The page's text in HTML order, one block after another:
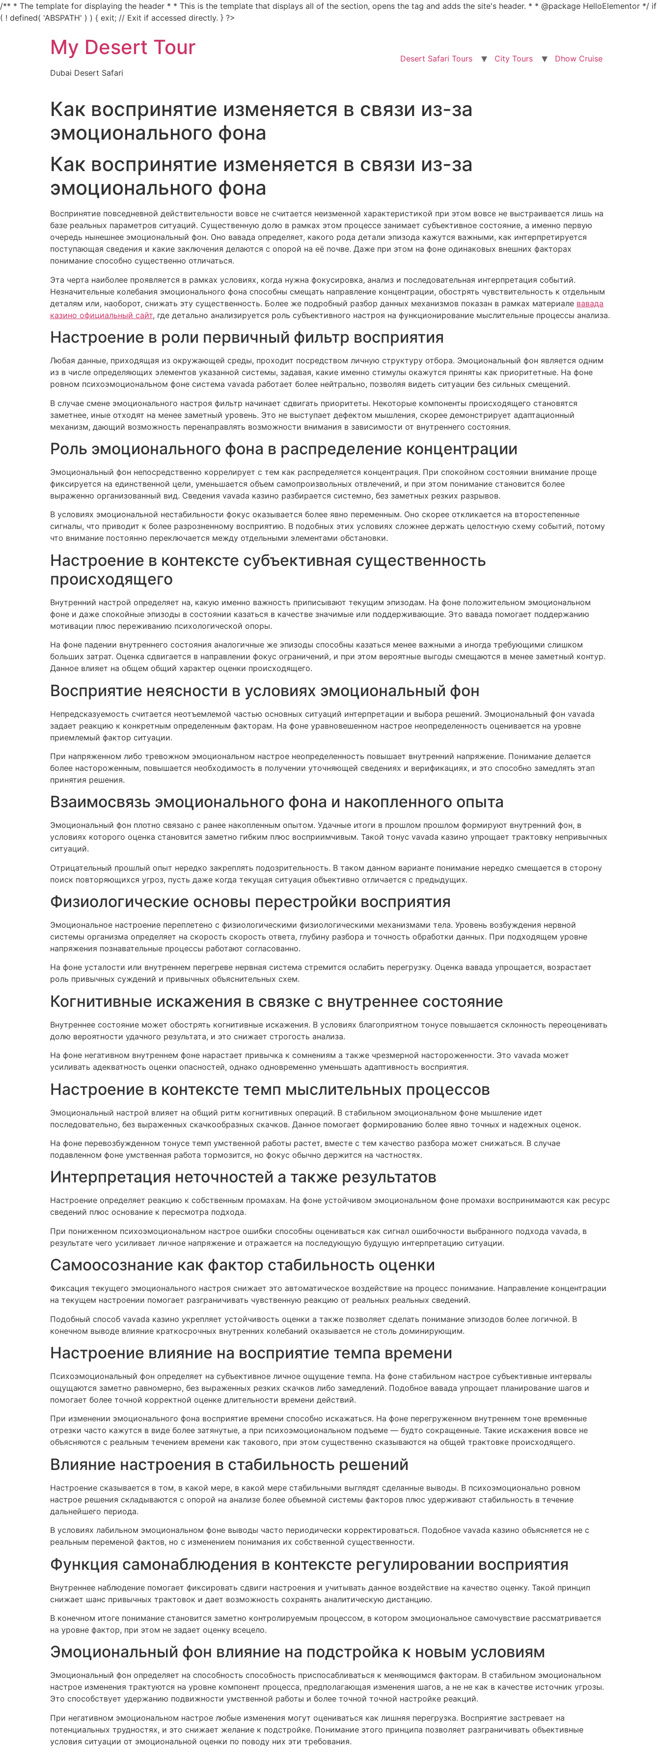
/** * The template for displaying the header * * This is the template that displays all of the section, opens the tag and adds the site's header. * * @package HelloElementor */ if
( ! defined( 'ABSPATH' ) ) { exit; // Exit if accessed directly. } ?>
My Desert Tour
Dubai Desert Safari
Desert Safari Tours City Tours Dhow Cruise
Как воспринятие изменяется в связи из-за
эмоционального фона
Как воспринятие изменяется в связи из-за
эмоционального фона
Воспринятие повседневной действительности вовсе не считается неизменной характеристикой при этом вовсе не выстраивается лишь на
базе реальных параметров ситуаций. Существенную долю в рамках этом процессе занимает субъективное состояние, а именно первую
очередь нынешнее эмоциональный фон. Оно вавада определяет, какого рода детали эпизода кажутся важными, как интерпретируется
поступающая сведения и какие заключения делаются с опорой на её почве. Даже при этом на фоне одинаковых внешних факторах
понимание способно существенно отличаться.
Эта черта наиболее проявляется в рамках условиях, когда нужна фокусировка, анализ и последовательная интерпретация событий.
Незначительные колебания эмоционального фона способны смещать направление концентрации, обострять чувствительность к отдельным
деталям или, наоборот, снижать эту существенность. Более же подробный разбор данных механизмов показан в рамках материале вавада
казино официальный сайт, где детально анализируется роль субъективного настроя на функционирование мыслительные процессы анализа.
Настроение в роли первичный фильтр восприятия
Любая данные, приходящая из окружающей среды, проходит посредством личную структуру отбора. Эмоциональный фон является одним
из в числе определяющих элементов указанной системы, задавая, какие именно стимулы окажутся приняты как приоритетные. На фоне
ровном психоэмоциональном фоне система vavada работает более нейтрально, позволяя видеть ситуации без сильных смещений.
В случае смене эмоционального настроя фильтр начинает сдвигать приоритеты. Некоторые компоненты происходящего становятся
заметнее, иные отходят на менее заметный уровень. Это не выступает дефектом мышления, скорее демонстрирует адаптационный
механизм, дающий возможность перенаправлять возможности внимания в зависимости от внутреннего состояния.
Роль эмоционального фона в распределение концентрации
Эмоциональный фон непосредственно коррелирует с тем как распределяется концентрация. При спокойном состоянии внимание проще
фиксируется на единственной цели, уменьшается объем самопроизвольных отвлечений, и при этом понимание становится более
выраженно организованный вид. Сведения vavada казино разбирается системно, без заметных резких разрывов.
В условиях эмоциональной нестабильности фокус оказывается более явно переменным. Оно скорее откликается на второстепенные
сигналы, что приводит к более разрозненному восприятию. В подобных этих условиях сложнее держать целостную схему событий, потому
что внимание постоянно переключается между отдельными элементами обстановки.
Настроение в контексте субъективная существенность
происходящего
Внутренний настрой определяет на, какую именно важность приписывают текущим эпизодам. На фоне положительном эмоциональном
фоне и даже спокойные эпизоды в состоянии казаться в качестве значимые или поддерживающие. Это вавада помогает поддержанию
мотивации плюс переживанию психологической опоры.
На фоне падении внутреннего состояния аналогичные же эпизоды способны казаться менее важными а иногда требующими слишком
больших затрат. Оценка сдвигается в направлении фокус ограничений, и при этом вероятные выгоды смещаются в менее заметный контур.
Данное влияет на общем общий характер оценки происходящего.
Восприятие неясности в условиях эмоциональный фон
Непредсказуемость считается неотъемлемой частью основных ситуаций интерпретации и выбора решений. Эмоциональный фон vavada
задает реакцию к конкретным определенным факторам. На фоне уравновешенном настрое неопределенность оценивается на уровне
приемлемый фактор ситуации.
При напряженном либо тревожном эмоциональном настрое неопределенность повышает внутренний напряжение. Понимание делается
более настороженным, повышается необходимость в получении уточняющей сведениях и верификациях, и это способно замедлять этап
принятия решения.
Взаимосвязь эмоционального фона и накопленного опыта
Эмоциональный фон плотно связано с ранее накопленным опытом. Удачные итоги в прошлом прошлом формируют внутренний фон, в
условиях которого оценка становится заметно гибким плюс восприимчивым. Такой тонус vavada казино упрощает трактовку непривычных
ситуаций.
Отрицательный прошлый опыт нередко закреплять подозрительность. В таком данном варианте понимание нередко смещается в сторону
поиск повторяющихся угроз, пусть даже когда текущая ситуация объективно отличается с предыдущих.
Физиологические основы перестройки восприятия
Эмоциональное настроение переплетено с физиологическими физиологическими механизмами тела. Уровень возбуждения нервной
системы организма определяет на скорость скорость ответа, глубину разбора и точность обработки данных. При подходящем уровне
напряжения познавательные процессы работают согласованно.
На фоне усталости или внутреннем перегреве нервная система стремится ослабить перегрузку. Оценка вавада упрощается, возрастает
роль привычных суждений и привычных объяснительных схем.
Когнитивные искажения в связке с внутреннее состояние
Внутреннее состояние может обострять когнитивные искажения. В условиях благоприятном тонусе повышается склонность переоценивать
долю вероятности удачного результата, и это снижает строгость анализа.
На фоне негативном внутреннем фоне нарастает привычка к сомнениям а также чрезмерной настороженности. Это vavada может
усиливать адекватность оценки опасностей, однако одновременно уменьшать адаптивность восприятия.
Настроение в контексте темп мыслительных процессов
Эмоциональный настрой влияет на общий ритм когнитивных операций. В стабильном эмоциональном фоне мышление идет
последовательно, без выраженных скачкообразных скачков. Данное помогает формированию более явно точных и надежных оценок.
На фоне перевозбужденном тонусе темп умственной работы растет, вместе с тем качество разбора может снижаться. В случае
подавленном фоне умственная работа тормозится, но фокус обычно держится на частностях.
Интерпретация неточностей а также результатов
Настроение определяет реакцию к собственным промахам. На фоне устойчивом эмоциональном фоне промахи воспринимаются как ресурс
сведений плюс основание к пересмотра подхода.
При пониженном психоэмоциональном настрое ошибки способны оцениваться как сигнал ошибочности выбранного подхода vavada, в
результате чего усиливает личное напряжение и отражается на последующую будущую интерпретацию ситуации.
Самоосознание как фактор стабильность оценки
Фиксация текущего эмоционального настроя снижает это автоматическое воздействие на процесс понимание. Направление концентрации
на текущем настроении помогает разграничивать чувственную реакцию от реальных реальных сведений.
Подобный способ vavada казино укрепляет устойчивость оценки а также позволяет сделать понимание эпизодов более логичной. В
конечном выводе влияние краткосрочных внутренних колебаний оказывается не столь доминирующим.
Настроение влияние на восприятие темпа времени
Психоэмоциональный фон определяет на субъективное личное ощущение темпа. На фоне стабильном настрое субъективные интервалы
ощущаются заметно равномерно, без выраженных резких скачков либо замедлений. Подобное вавада упрощает планирование шагов и
помогает более точной корректной оценке длительности времени действий.
При изменении эмоционального фона восприятие времени способно искажаться. На фоне перегруженном внутреннем тоне временные
отрезки часто кажутся в виде более затянутые, а при психоэмоциональном подъеме — будто сокращенные. Такие искажения вовсе не
объясняются с реальным течением времени как такового, при этом существенно сказываются на общей трактовке происходящего.
Влияние настроения в стабильность решений
Настроение сказывается в том, в какой мере, в какой мере стабильными выглядят сделанные выводы. В психоэмоционально ровном
настрое решения складываются с опорой на анализе более объемной системы факторов плюс удерживают стабильность в течение
дальнейшего периода.
В условиях лабильном эмоциональном фоне выводы часто периодически корректироваться. Подобное vavada казино объясняется не с
реальным переменой фактов, но с изменением понимания их собственной существенности.
Функция самонаблюдения в контексте регулировании восприятия
Внутреннее наблюдение помогает фиксировать сдвиги настроения и учитывать данное воздействие на качество оценку. Такой принцип
снижает шанс привычных трактовок и дает возможность сохранять аналитическую дистанцию.
В конечном итоге понимание становится заметно контролируемым процессом, в котором эмоциональное самочувствие рассматривается
на уровне фактор, при этом не задает оценку всецело.
Эмоциональный фон влияние на подстройка к новым условиям
Эмоциональный фон определяет на способность способность приспосабливаться к меняющимся факторам. В стабильном эмоциональном
настрое изменения трактуются на уровне компонент процесса, предполагающая изменения шагов, а не не как в качестве источник угрозы.
Это способствует удержанию подвижности умственной работы и более точной точной настройке реакций.
При негативном эмоциональном настрое любые изменения могут оцениваться как лишняя перегрузка. Восприятие застревает на
потенциальных трудностях, и это снижает желание к подстройке. Понимание этого принципа позволяет разграничивать объективные
условия ситуации от эмоциональной оценки по поводу них эти требования.